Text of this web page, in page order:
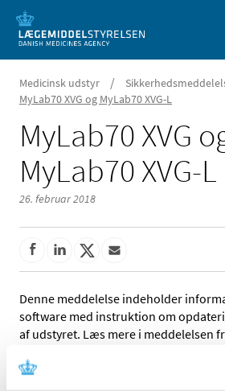
Medicinsk udstyr /
MyLab70 XVG og MyLab70 XVG-L
MyLab70 XVG
MyLab70 XVG-L
26. februar 2018
Denne meddelelse indeholder
software med instruktion om
af udstyret. Læs mere i meddelelsen
Referencer